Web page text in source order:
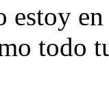
estoy
todo